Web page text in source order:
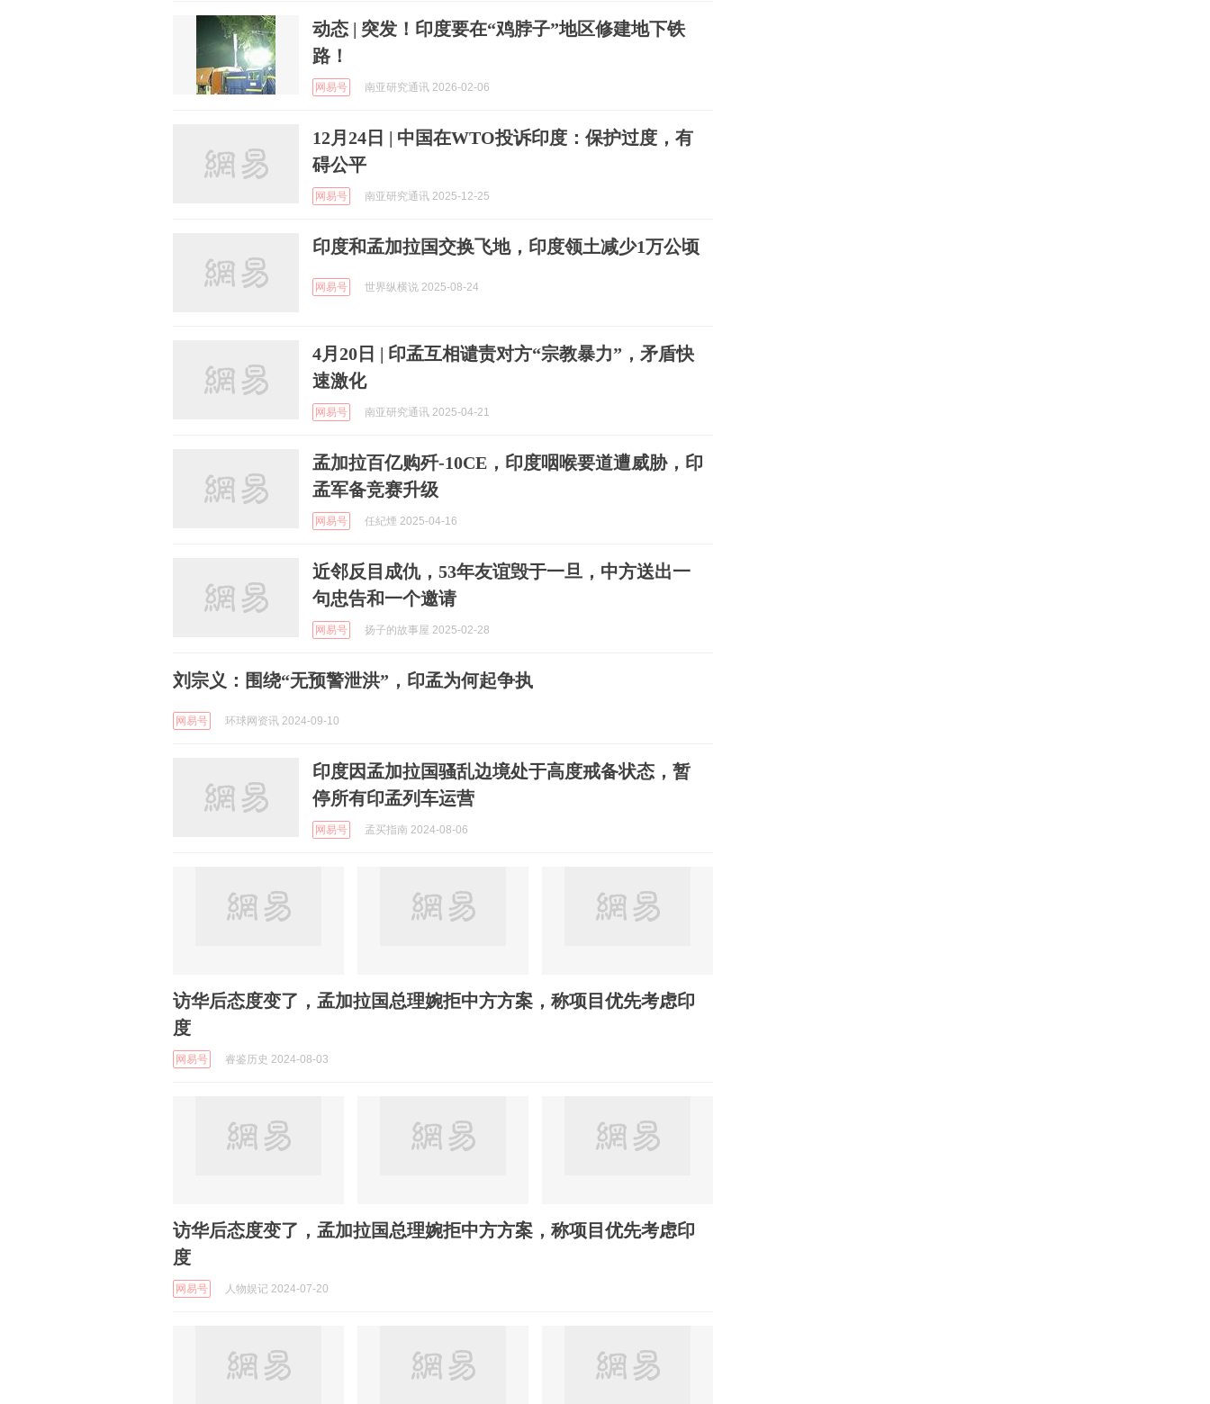
动态 | 突发！印度要在“鸡脖子”地区修建地下铁
路！
网易号 南亚研究通讯 2026-02-06
12月24日 | 中国在WTO投诉印度：保护过度，有
碍公平
网易号 南亚研究通讯 2025-12-25
印度和孟加拉国交换飞地，印度领土减少1万公顷
网易号 世界纵横说 2025-08-24
4月20日 | 印孟互相谴责对方“宗教暴力”，矛盾快
速激化
网易号 南亚研究通讯 2025-04-21
孟加拉百亿购歼-10CE，印度咽喉要道遭威胁，印
孟军备竞赛升级
网易号 任紀煙 2025-04-16
近邻反目成仇，53年友谊毁于一旦，中方送出一
句忠告和一个邀请
网易号 扬子的故事屋 2025-02-28
刘宗义：围绕“无预警泄洪”，印孟为何起争执
网易号 环球网资讯 2024-09-10
印度因孟加拉国骚乱边境处于高度戒备状态，暂
停所有印孟列车运营
网易号 孟买指南 2024-08-06
访华后态度变了，孟加拉国总理婉拒中方方案，称项目优先考虑印
度
网易号 睿鉴历史 2024-08-03
访华后态度变了，孟加拉国总理婉拒中方方案，称项目优先考虑印
度
网易号 人物娱记 2024-07-20